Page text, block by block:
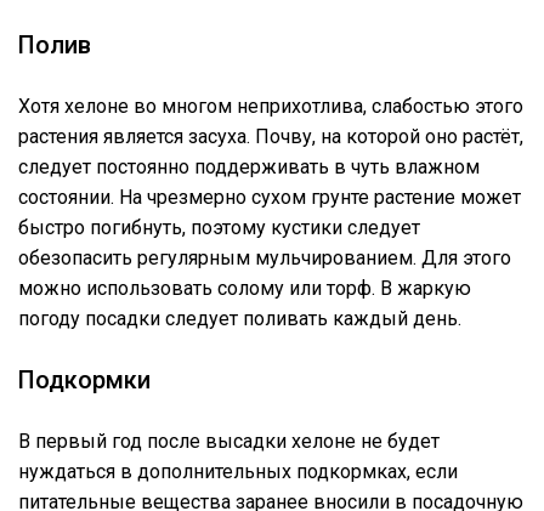
Полив
Хотя хелоне во многом неприхотлива, слабостью этого
растения является засуха. Почву, на которой оно растёт,
следует постоянно поддерживать в чуть влажном
состоянии. На чрезмерно сухом грунте растение может
быстро погибнуть, поэтому кустики следует
обезопасить регулярным мульчированием. Для этого
можно использовать солому или торф. В жаркую
погоду посадки следует поливать каждый день.
Подкормки
В первый год после высадки хелоне не будет
нуждаться в дополнительных подкормках, если
питательные вещества заранее вносили в посадочную